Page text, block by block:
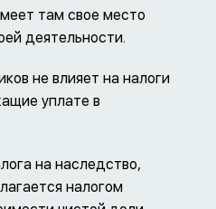
там свое место
деятельности.
не влияет на налоги
уплате в
на наследство,
налогом